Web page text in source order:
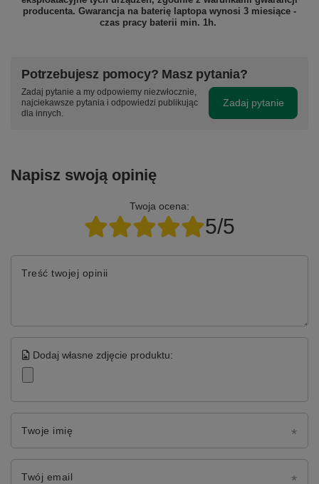
producenta. Gwarancja na baterię laptopa wynosi 3 miesiące -
czas pracy baterii min. 1h.
Potrzebujesz pomocy? Masz pytania?
Zadaj pytanie a my odpowiemy niezwłocznie,
najciekawsze pytania i odpowiedzi publikując
dla innych.
Zadaj pytanie
Napisz swoją opinię
Twoja ocena:
5/5
Treść twojej opinii
Dodaj własne zdjęcie produktu:
Twoje imię
Twój email